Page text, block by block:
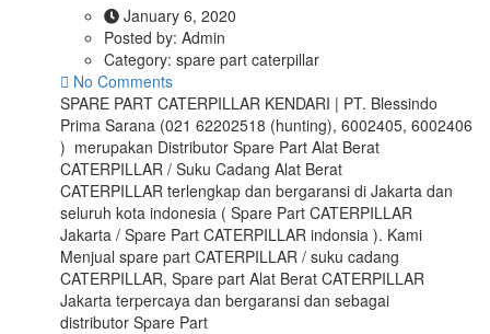
January 6, 2020
Posted by: Admin
Category: spare part caterpillar
No Comments
SPARE PART CATERPILLAR KENDARI | PT. Blessindo
Prima Sarana (021 62202518 (hunting), 6002405, 6002406
) merupakan Distributor Spare Part Alat Berat
CATERPILLAR / Suku Cadang Alat Berat
CATERPILLAR terlengkap dan bergaransi di Jakarta dan
seluruh kota indonesia ( Spare Part CATERPILLAR
Jakarta / Spare Part CATERPILLAR indonsia ). Kami
Menjual spare part CATERPILLAR / suku cadang
CATERPILLAR, Spare part Alat Berat CATERPILLAR
Jakarta terpercaya dan bergaransi dan sebagai
distributor Spare Part